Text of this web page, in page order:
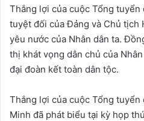
Thắng lợi của cuộc Tổng
tuyệt đối của Đảng và Chủ tịch
yêu nước của Nhân dân ta.
thị khát vọng dân chủ của
đại đoàn kết toàn dân tộc.
Thắng lợi của cuộc Tổng
Minh đã phát biểu tại kỳ họp